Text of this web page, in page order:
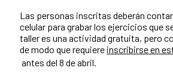
Las personas inscritas deberán
celular para grabar los ejercicios que
taller es una actividad gratuita, pero
de modo que requiere inscribirse en
antes del 8 de abril.